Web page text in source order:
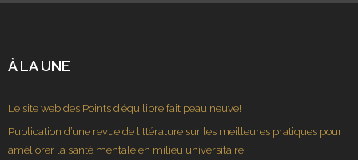
À LA UNE
Le site web des Points d’équilibre fait peau neuve!
Publication d’une revue de littérature sur les meilleures pratiques pour
améliorer la santé mentale en milieu universitaire